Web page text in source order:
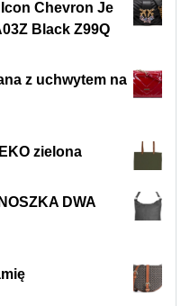
Chevron Je
Black Z99Q
z uchwytem na
zielona
DWA